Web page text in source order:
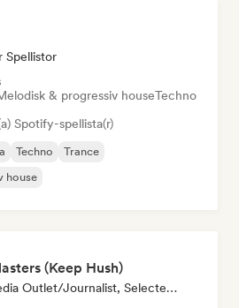
Spellistor
& progressiv houseTechno
Spotify-spellista(r)
Techno
Trance
house
(Keep Hush)
Booker, Media Outlet/Journalist, Selected DJ